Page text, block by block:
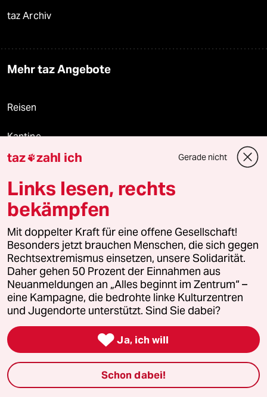
taz Archiv
Mehr taz Angebote
Reisen
Kantine
Shop
Anzeigen
Fragen & Hilfe
Feedback
Aboservice
ePaper Login
Downloads für Abonnierende
taz zahl ich Gerade nicht
Links lesen, rechts
bekämpfen
Mit doppelter Kraft für eine offene Gesellschaft!
Besonders jetzt brauchen Menschen, die sich gegen
Rechtsextremismus einsetzen, unsere Solidarität.
Daher gehen 50 Prozent der Einnahmen aus
Neuanmeldungen an „Alles beginnt im Zentrum“ –
eine Kampagne, die bedrohte linke Kulturzentren
und Jugendorte unterstützt. Sind Sie dabei?
 Ja, ich will
Schon dabei!